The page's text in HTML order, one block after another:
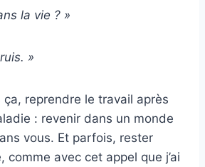
la vie ? »
»
ça, reprendre le travail après
: revenir dans un monde
vous. Et parfois, rester
comme avec cet appel que j’ai